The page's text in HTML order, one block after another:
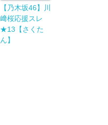
【乃木坂46】川
﨑桜応援スレ
★13【さくた
ん】